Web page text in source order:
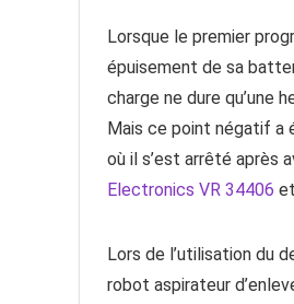
Lorsque le premier
épuisement de sa
charge ne dure qu’une
Mais ce point négatif a
où il s’est arrêté après
Electronics VR 34406
Lors de l’utilisation du
robot aspirateur